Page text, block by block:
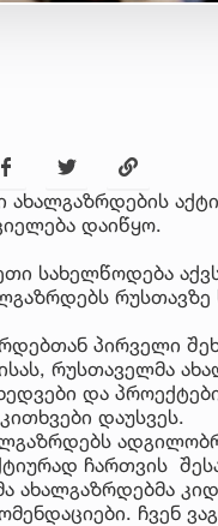
ახალგაზრდების
დაიწყო.
სახელწოდება
რუსთავზე
პირველი
რუსთაველმა
და
დაუსვეს.
ჩართვის
ახალგაზრდებმა
ჩვენ